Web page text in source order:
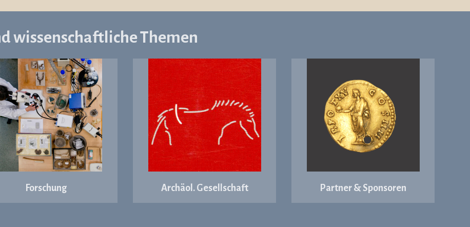
wissenschaftliche Themen
Forschung Archäol. Gesellschaft Partner & Sponsoren